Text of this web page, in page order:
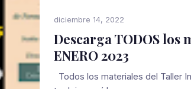
diciembre 14, 2022
Descarga TODOS los
ENERO 2023
Todos los materiales del Taller